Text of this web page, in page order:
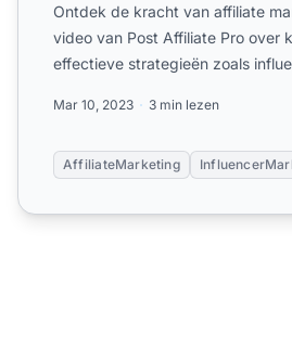
Ontdek de kracht van affiliate
video van Post Affiliate Pro over
effectieve strategieën zoals
Mar 10, 2023 3 min lezen
AffiliateMarketing